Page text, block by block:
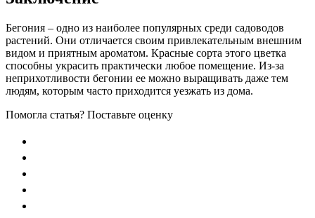
Бегония – одно из наиболее популярных среди садоводов
растений. Они отличается своим привлекательным внешним
видом и приятным ароматом. Красные сорта этого цветка
способны украсить практически любое помещение. Из-за
неприхотливости бегонии ее можно выращивать даже тем
людям, которым часто приходится уезжать из дома.
Помогла статья? Поставьте оценку